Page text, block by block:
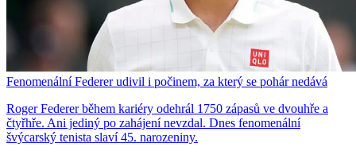
Fenomenální Federer udivil i počinem, za který se pohár nedává
Roger Federer během kariéry odehrál 1750 zápasů ve dvouhře a
čtyřhře. Ani jediný po zahájení nevzdal. Dnes fenomenální
švýcarský tenista slaví 45. narozeniny.